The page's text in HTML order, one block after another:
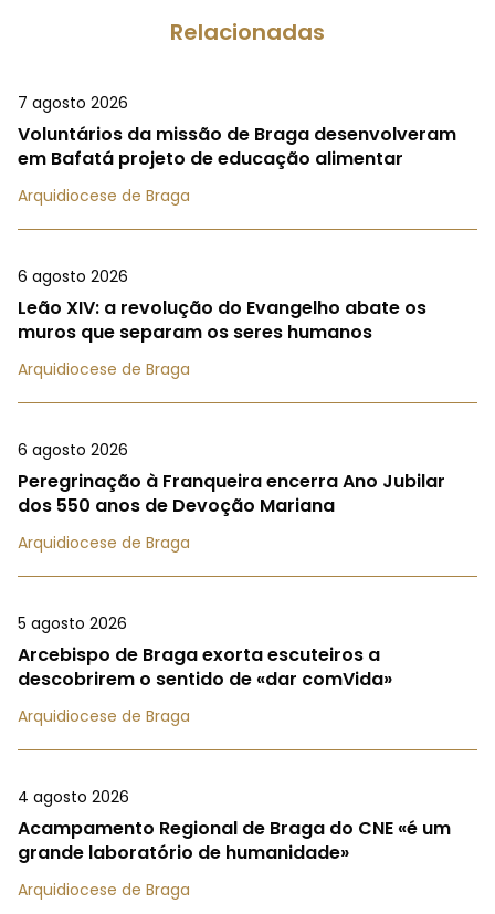
Relacionadas
7 agosto 2026
Voluntários da missão de Braga desenvolveram
em Bafatá projeto de educação alimentar
Arquidiocese de Braga
6 agosto 2026
Leão XIV: a revolução do Evangelho abate os
muros que separam os seres humanos
Arquidiocese de Braga
6 agosto 2026
Peregrinação à Franqueira encerra Ano Jubilar
dos 550 anos de Devoção Mariana
Arquidiocese de Braga
5 agosto 2026
Arcebispo de Braga exorta escuteiros a
descobrirem o sentido de «dar comVida»
Arquidiocese de Braga
4 agosto 2026
Acampamento Regional de Braga do CNE «é um
grande laboratório de humanidade»
Arquidiocese de Braga